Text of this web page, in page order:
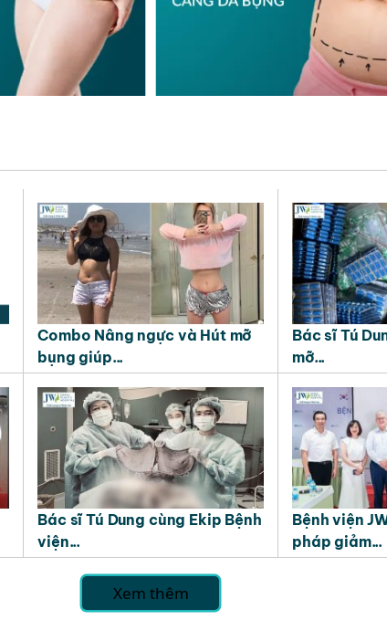
Combo Nâng ngực và Hút mỡ
bụng giúp...
Bác sĩ Tú
mỡ...
Bác sĩ Tú Dung cùng Ekip Bệnh
viện...
Bệnh viện
pháp giảm...
Xem thêm